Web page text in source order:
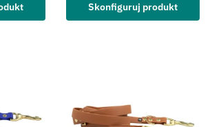
Skonfiguruj produkt